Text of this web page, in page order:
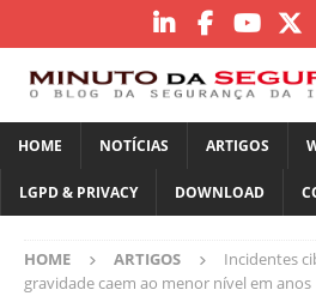
HOME NOTÍCIAS ARTIGOS
LGPD & PRIVACY DOWNLOAD
HOME ARTIGOS
Incidentes
gravidade caem ao menor nível em anos